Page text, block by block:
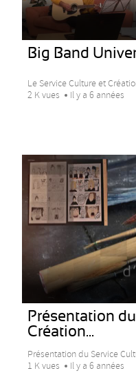
Big Band
Le Service Culture et
2 K vues
Il y a 6 années
Présentation
Création...
Présentation du Service
1 K vues
Il y a 6 années